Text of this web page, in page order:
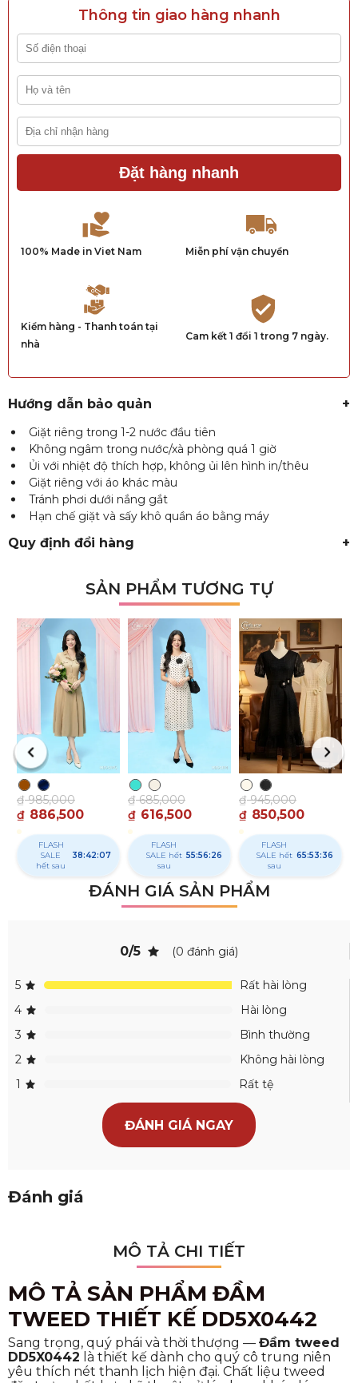
Thông tin giao hàng nhanh
Đặt hàng nhanh
100% Made in Viet Nam Miễn phí vận chuyển
Kiểm hàng - Thanh toán tại
nhà
Cam kết 1 đổi 1 trong 7 ngày.
Hướng dẫn bảo quản +
Giặt riêng trong 1-2 nước đầu tiên
Không ngâm trong nước/xà phòng quá 1 giờ
Ủi với nhiệt độ thích hợp, không ủi lên hình in/thêu
Giặt riêng với áo khác màu
Tránh phơi dưới nắng gắt
Hạn chế giặt và sấy khô quần áo bằng máy
Quy định đổi hàng +
SẢN PHẨM TƯƠNG TỰ
₫ 886,500
₫985,000
FLASH
SALE
hết sau
38:42:07
₫ 616,500
₫685,000
FLASH
SALE hết
sau
55:56:26
₫ 850,500
₫945,000
FLASH
SALE hết
sau
65:53:36
ĐÁNH GIÁ SẢN PHẨM
(0 đánh giá)
0/5
5
Rất hài lòng
4
Hài lòng
3
Bình thường
2
Không hài lòng
1
Rất tệ
ĐÁNH GIÁ NGAY
Đánh giá
MÔ TẢ CHI TIẾT
MÔ TẢ SẢN PHẨM ĐẦM
TWEED THIẾT KẾ DD5X0442
Sang trọng, quý phái và thời thượng — Đầm tweed
DD5X0442 là thiết kế dành cho quý cô trung niên
yêu thích nét thanh lịch hiện đại. Chất liệu tweed